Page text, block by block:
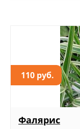
110 руб.
Фалярис